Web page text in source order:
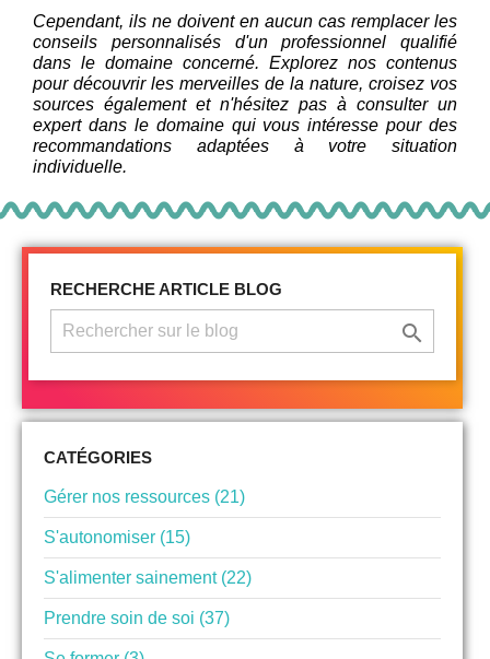
Cependant, ils ne doivent en aucun cas remplacer les
conseils personnalisés d'un professionnel qualifié
dans le domaine concerné. Explorez nos contenus
pour découvrir les merveilles de la nature, croisez vos
sources également et n'hésitez pas à consulter un
expert dans le domaine qui vous intéresse pour des
recommandations adaptées à votre situation
individuelle.
RECHERCHE ARTICLE BLOG

CATÉGORIES
Gérer nos ressources (21)
S'autonomiser (15)
S'alimenter sainement (22)
Prendre soin de soi (37)